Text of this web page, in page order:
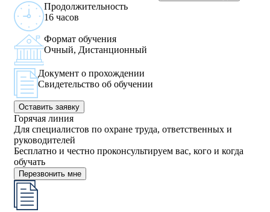
Продолжительность
16 часов
Формат обучения
Очный, Дистанционный
Документ о прохождении
Свидетельство об обучении
Оставить заявку
Горячая линия
Для специалистов по охране труда, ответственных и
руководителей
Бесплатно и честно проконсультируем вас, кого и когда
обучать
Перезвонить мне